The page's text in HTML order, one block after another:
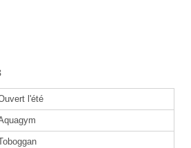
l'été